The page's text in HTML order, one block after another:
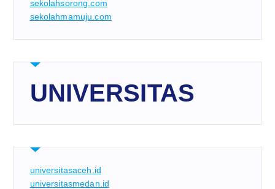
sekolahsorong.com
sekolahmamuju.com
UNIVERSITAS
universitasaceh.id
universitasmedan.id